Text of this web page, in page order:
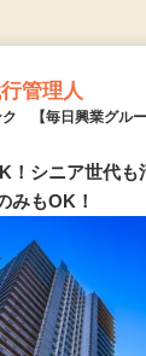
管理人
【毎日興業グルー
！シニア世代も
みもOK！